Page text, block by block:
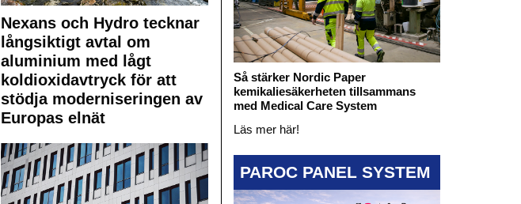
Nexans och Hydro tecknar
långsiktigt avtal om
aluminium med lågt
koldioxidavtryck för att
stödja moderniseringen av
Europas elnät
Så stärker Nordic Paper
kemikaliesäkerheten tillsammans
med Medical Care System
Läs mer här!
PAROC PANEL SYSTEM